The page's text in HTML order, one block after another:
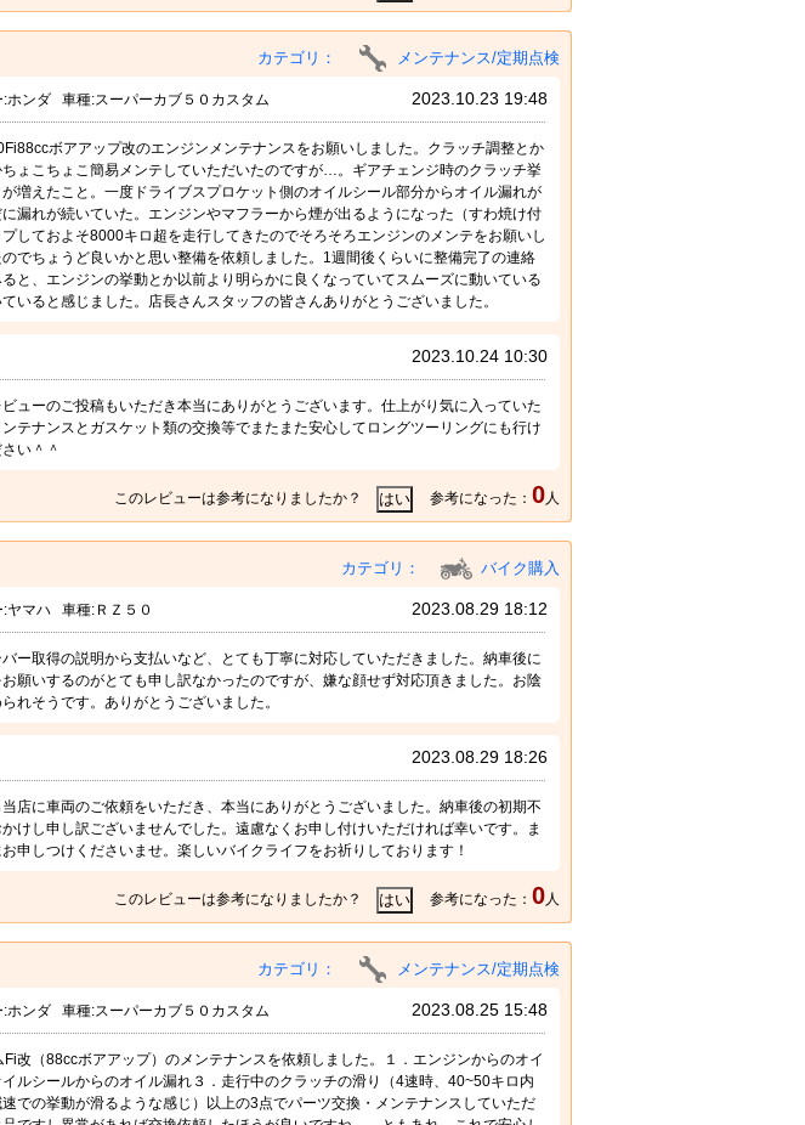
カテゴリ： メンテナンス/定期点検
:ホンダ 車種:スーパーカブ５０カスタム 2023.10.23 19:48
ボアアップ改のエンジンメンテナンスをお願いしました。クラッチ調整とか
ょこちょこ簡易メンテしていただいたのですが…。ギアチェンジ時のクラッチ挙
増えたこと。一度ドライブスプロケット側のオイルシール部分からオイル漏れが
漏れが続いていた。エンジンやマフラーから煙が出るようになった（すわ焼け付
しておよそ8000キロ超を走行してきたのでそろそろエンジンのメンテをお願いし
でちょうど良いかと思い整備を依頼しました。1週間後くらいに整備完了の連絡
と、エンジンの挙動とか以前より明らかに良くなっていてスムーズに動いている
いると感じました。店長さんスタッフの皆さんありがとうございました。
2023.10.24 10:30
ューのご投稿もいただき本当にありがとうございます。仕上がり気に入っていた
テナンスとガスケット類の交換等でまたまた安心してロングツーリングにも行け
い＾＾
このレビューは参考になりましたか？ 参考になった： 0人
カテゴリ： バイク購入
:ヤマハ 車種: ＲＺ５０ 2023.08.29 18:12
ー取得の説明から支払いなど、とても丁寧に対応していただきました。納車後に
願いするのがとても申し訳なかったのですが、嫌な顔せず対応頂きました。お陰
れそうです。ありがとうございました。
2023.08.29 18:26
店に車両のご依頼をいただき、本当にありがとうございました。納車後の初期不
けし申し訳ございませんでした。遠慮なくお申し付けいただければ幸いです。ま
申しつけくださいませ。楽しいバイクライフをお祈りしております！
このレビューは参考になりましたか？ 参考になった： 0人
カテゴリ： メンテナンス/定期点検
:ホンダ 車種:スーパーカブ５０カスタム 2023.08.25 15:48
改（88ccボアアップ）のメンテナンスを依頼しました。１．エンジンからのオイ
ルシールからのオイル漏れ３．走行中のクラッチの滑り（4速時、40~50キロ内
での挙動が滑るような感じ）以上の3点でパーツ交換・メンテナンスしていただ